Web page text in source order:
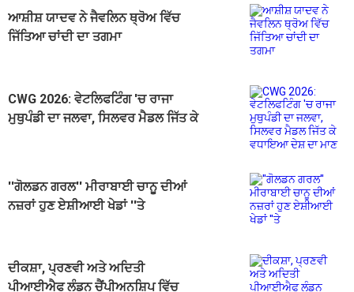
ਆਸ਼ੀਸ਼ ਯਾਦਵ ਨੇ ਜੈਵਲਿਨ ਥ੍ਰੋਅ ਵਿੱਚ
ਜਿੱਤਿਆ ਚਾਂਦੀ ਦਾ ਤਗਮਾ
CWG 2026: ਵੇਟਲਿਫਟਿੰਗ 'ਚ ਰਾਜਾ
ਮੁਥੁਪੰਡੀ ਦਾ ਜਲਵਾ, ਸਿਲਵਰ ਮੈਡਲ ਜਿੱਤ ਕੇ
''ਗੋਲਡਨ ਗਰਲ'' ਮੀਰਾਬਾਈ ਚਾਨੂ ਦੀਆਂ
ਨਜ਼ਰਾਂ ਹੁਣ ਏਸ਼ੀਆਈ ਖੇਡਾਂ ''ਤੇ
ਦੀਕਸ਼ਾ, ਪ੍ਰਣਵੀ ਅਤੇ ਅਦਿਤੀ
ਪੀਆਈਐਫ ਲੰਡਨ ਚੈਂਪੀਅਨਸ਼ਿਪ ਵਿੱਚ